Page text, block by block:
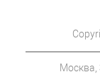
Москва,